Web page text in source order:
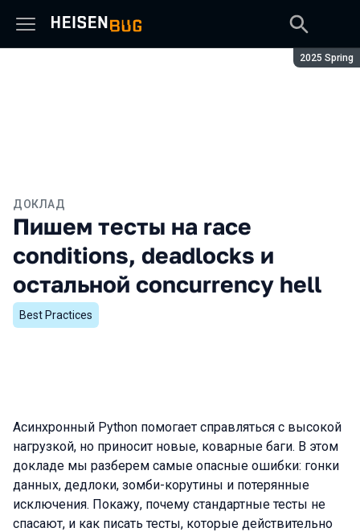
Сезон:
2025 Spring
ДОКЛАД
Пишем тесты на race
conditions, deadlocks и
остальной concurrency hell
Best Practices
Асинхронный Python помогает справляться с высокой
нагрузкой, но приносит новые, коварные баги. В этом
докладе мы разберем самые опасные ошибки: гонки
данных, дедлоки, зомби-корутины и потерянные
исключения. Покажу, почему стандартные тесты не
спасают, и как писать тесты, которые действительно